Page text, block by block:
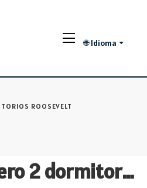
🌐 Idioma
ROOSEVELT
Apto esquinero 2 dormitorios Roosevelt